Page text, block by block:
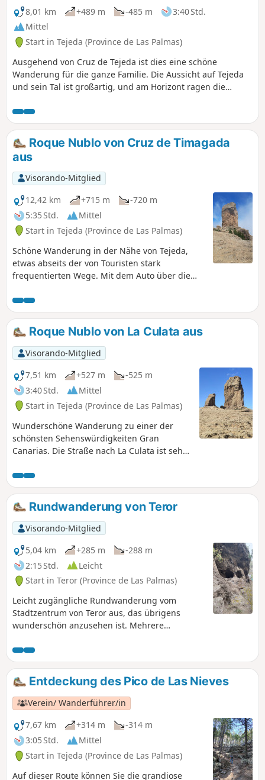
8,01 km
+489 m -485 m
3:40 Std.
Mittel
Start in Tejeda (Province de Las Palmas)
Ausgehend von Cruz de Tejeda ist dies eine schöne
Wanderung für die ganze Familie. Die Aussicht auf Tejeda
und sein Tal ist großartig, und am Horizont ragen die
Bentayga empor.
Roque Nublo von Cruz de Timagada
aus
Visorando-Mitglied
12,42 km
+715 m
-720 m
5:35 Std.
Mittel
Start in Tejeda (Province de Las Palmas)
Schöne Wanderung in der Nähe von Tejeda,
etwas abseits der von Touristen stark
frequentierten Wege. Mit dem Auto über die
Timagada gibt es einen kleinen Parkplatz, auf
dem man parken kann. Auf dieser Route
entdecken Sie beim Aufstieg zum Roque de
Nublode wunderschöne Ausblicke auf Teneriffa
auf der einen Seite und Fuerteventura auf der
anderen Seite.
Roque Nublo von La Culata aus
Visorando-Mitglied
7,51 km
+527 m
-525 m
3:40 Std.
Mittel
Start in Tejeda (Province de Las Palmas)
Wunderschöne Wanderung zu einer der
schönsten Sehenswürdigkeiten Gran
Canarias. Die Straße nach La Culata ist sehr
Sie in den Kurven.
Rundwanderung von Teror
Visorando-Mitglied
5,04 km
+285 m
-288 m
2:15 Std.
Leicht
Start in Teror (Province de Las Palmas)
Leicht zugängliche Rundwanderung vom
Stadtzentrum von Teror aus, das übrigens
wunderschön anzusehen ist. Mehrere
Teror), auf den Ozean und vorbei an
Höhlenwohnungen. Ein kleiner Tipp: Vorsicht
vor den Dornen, wenn Sie sich entschließen, die
Kaktusfeigen zu probieren!
Entdeckung des Pico de Las Nieves
Verein/ Wanderführer/in
7,67 km
+314 m
-314 m
3:05 Std.
Mittel
Start in Tejeda (Province de Las Palmas)
Auf dieser Route können Sie die grandiose